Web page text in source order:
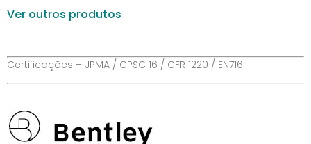
Ver outros produtos
Certificações – JPMA / CPSC 16 / CFR 1220 / EN716